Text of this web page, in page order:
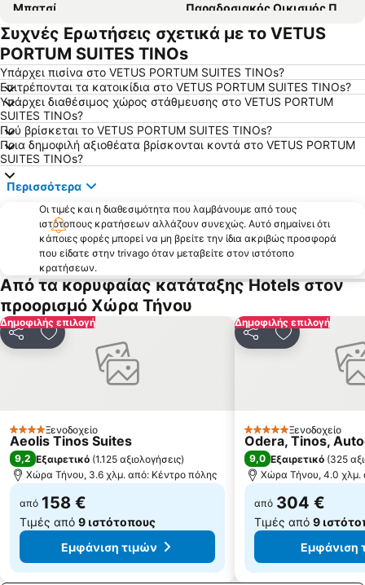
Μπατσί
Παραδοσιακός Οικισμός Πύργου
Νημποριό
Νέο Λιμάνι Μυκόνου
Αγκαθωπές
Παραλία Αγίου Φωκά
Βαπόρια
Συνετί
Χαλανδριανή
Παλαιό Λιμάνι Μυκόνου
Παραλία Βάρης
Παραδοσιακός Οικισμός Ερμούπολης
Μαρτσέλο
Περιβαλλοντικό και Πολιτιστικό Πάρκο Πάρου Αϊ Γιάννης Δέτης
Ρόχαρη
Παραδοσιακός οικισμός Φαλατάδος
Όρμος Γιαννάκη
Ρήνεια
Μπατσί
Όρνος
Μέγας Γυαλός
Αγία Μαρίνα
Φοίνικας
Απηγανιά
Αγροτομουσείο-Μύλος του Μπονή
Ελιά
Άγιος Ιωάννης
Αζόλιμνος
Άγιος Κυπριανός
Σάντα Μαργαρίτα
Νεώριο Ναυπηγεία Σύρου
Συχνές Ερωτήσεις σχετικά με το VETUS
PORTUM SUITES TINOs
Υπάρχει πισίνα στο VETUS PORTUM SUITES TINOs?
Επιτρέπονται τα κατοικίδια στο VETUS PORTUM SUITES TINOs?
Υπάρχει διαθέσιμος χώρος στάθμευσης στο VETUS PORTUM
SUITES TINOs?
Πού βρίσκεται το VETUS PORTUM SUITES TINOs?
Ποια δημοφιλή αξιοθέατα βρίσκονται κοντά στο VETUS PORTUM
SUITES TINOs?
Περισσότερα
Οι τιμές και η διαθεσιμότητα που λαμβάνουμε από τους
ιστότοπους κρατήσεων αλλάζουν συνεχώς. Αυτό σημαίνει ότι
κάποιες φορές μπορεί να μη βρείτε την ίδια ακριβώς προσφορά
που είδατε στην trivago όταν μεταβείτε στον ιστότοπο
κρατήσεων.
Από τα κορυφαίας κατάταξης Hotels στον
προορισμό Χώρα Τήνου
Δημοφιλής επιλογή
ΚοινοποίησηΠροσθήκη στα αγαπημένα
4 ΑστέριαΞενοδοχείο
Aeolis Tinos Suites
9,2 Εξαιρετικό (1.125 αξιολογήσεις)
Χώρα Τήνου, 3.6 χλμ. από: Κέντρο πόλης
από 158 €
Τιμές από 9 ιστότοπους
Εμφάνιση τιμών
Δημοφιλής επιλογή
ΚοινοποίησηΠροσθήκη
5 ΑστέριαΞενοδοχείο
Odera, Tinos,
9,0 Εξαιρετικό (325
Χώρα Τήνου, 4.0 χλμ.
από 304 €
Τιμές από 9
Εμφάνιση